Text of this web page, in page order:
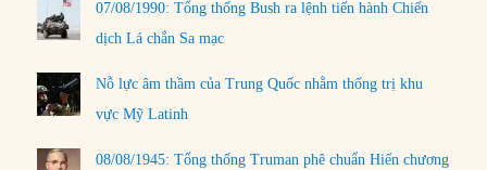
07/08/1990: Tổng thống Bush ra lệnh tiến hành Chiến
dịch Lá chắn Sa mạc
Nỗ lực âm thầm của Trung Quốc nhằm thống trị khu
vực Mỹ Latinh
08/08/1945: Tổng thống Truman phê chuẩn Hiến chương